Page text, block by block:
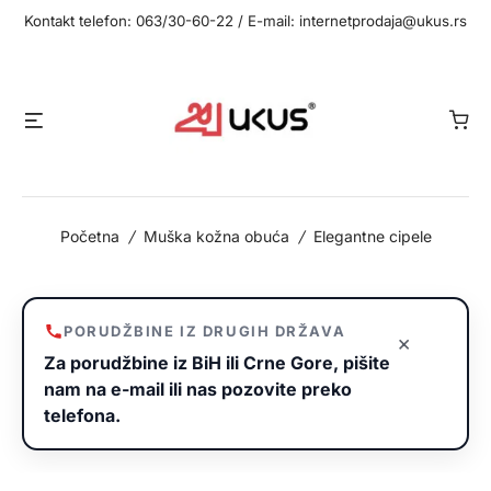
Kontakt telefon: 063/30-60-22 / E-mail: internetprodaja@ukus.rs
Početna / Muška kožna obuća / Elegantne cipele
×
PORUDŽBINE IZ DRUGIH DRŽAVA
Za porudžbine iz BiH ili Crne Gore, pišite
nam na e-mail ili nas pozovite preko
telefona.